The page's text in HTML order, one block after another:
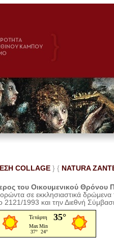
COLLAGE }{ NATURA
του Οικουμενικού Θρόνου
σε εκκλησιαστικά
2121/1993 και την Διεθνή